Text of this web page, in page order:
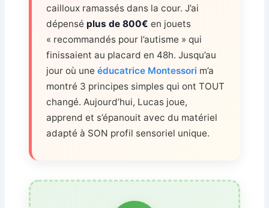
cailloux ramassés dans la cour. J’ai
dépensé plus de 800€ en jouets
« recommandés pour l’autisme » qui
finissaient au placard en 48h. Jusqu’au
jour où une éducatrice Montessori m’a
montré 3 principes simples qui ont TOUT
changé. Aujourd’hui, Lucas joue,
apprend et s’épanouit avec du matériel
adapté à SON profil sensoriel unique.